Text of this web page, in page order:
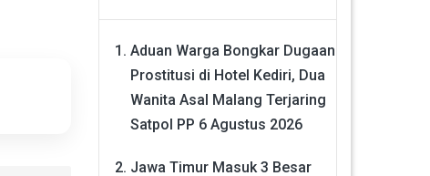
Aduan Warga Bongkar Dugaan
Prostitusi di Hotel Kediri, Dua
Wanita Asal Malang Terjaring
Satpol PP 6 Agustus 2026
Jawa Timur Masuk 3 Besar